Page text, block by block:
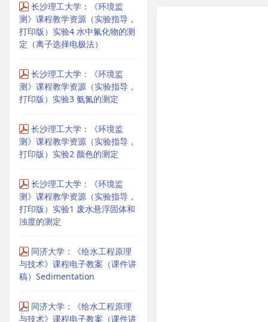
长沙理工大学：《环境监
测》课程教学资源（实验指导，
打印版）实验4 水中氟化物的测
定（离子选择电极法）
长沙理工大学：《环境监
测》课程教学资源（实验指导，
打印版）实验3 氨氮的测定
长沙理工大学：《环境监
测》课程教学资源（实验指导，
打印版）实验2 颜色的测定
长沙理工大学：《环境监
测》课程教学资源（实验指导，
打印版）实验1 废水悬浮固体和
浊度的测定
同济大学：《给水工程原理
与技术》课程电子教案（课件讲
稿）Sedimentation
同济大学：《给水工程原理
与技术》课程电子教案（课件讲